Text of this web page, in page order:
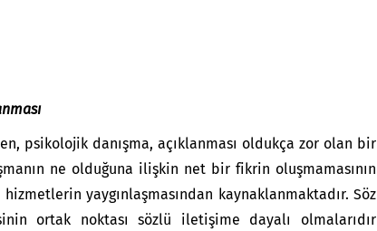
psikolojik danışma, açıklanması oldukça zor olan bir
ne olduğuna ilişkin net bir fikrin oluşmamasının
hizmetlerin yaygınlaşmasından kaynaklanmaktadır. Söz
ortak noktası sözlü iletişime dayalı olmalarıdır